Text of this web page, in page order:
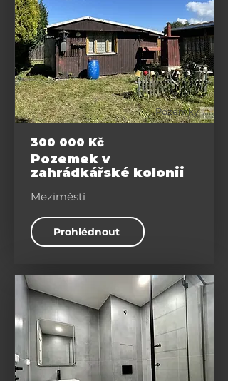
Pozemky
300 000 Kč
Pozemek v
zahrádkářské kolonii
Meziměstí
Prohlédnout